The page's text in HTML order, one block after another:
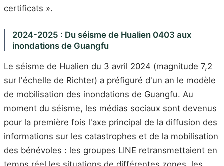
certificats ».
2024-2025 : Du séisme de Hualien 0403 aux
inondations de Guangfu
Le séisme de Hualien du 3 avril 2024 (magnitude 7,2
sur l'échelle de Richter) a préfiguré d'un an le modèle
de mobilisation des inondations de Guangfu. Au
moment du séisme, les médias sociaux sont devenus
pour la première fois l'axe principal de la diffusion des
informations sur les catastrophes et de la mobilisation
des bénévoles : les groupes LINE retransmettaient en